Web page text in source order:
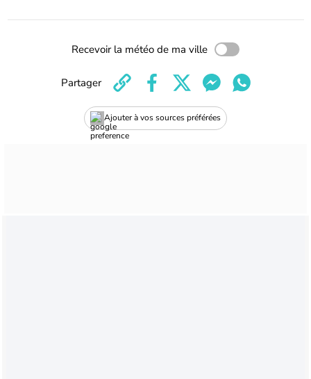
Recevoir la météo de ma ville
Ajouter à vos sources préférées
Partager